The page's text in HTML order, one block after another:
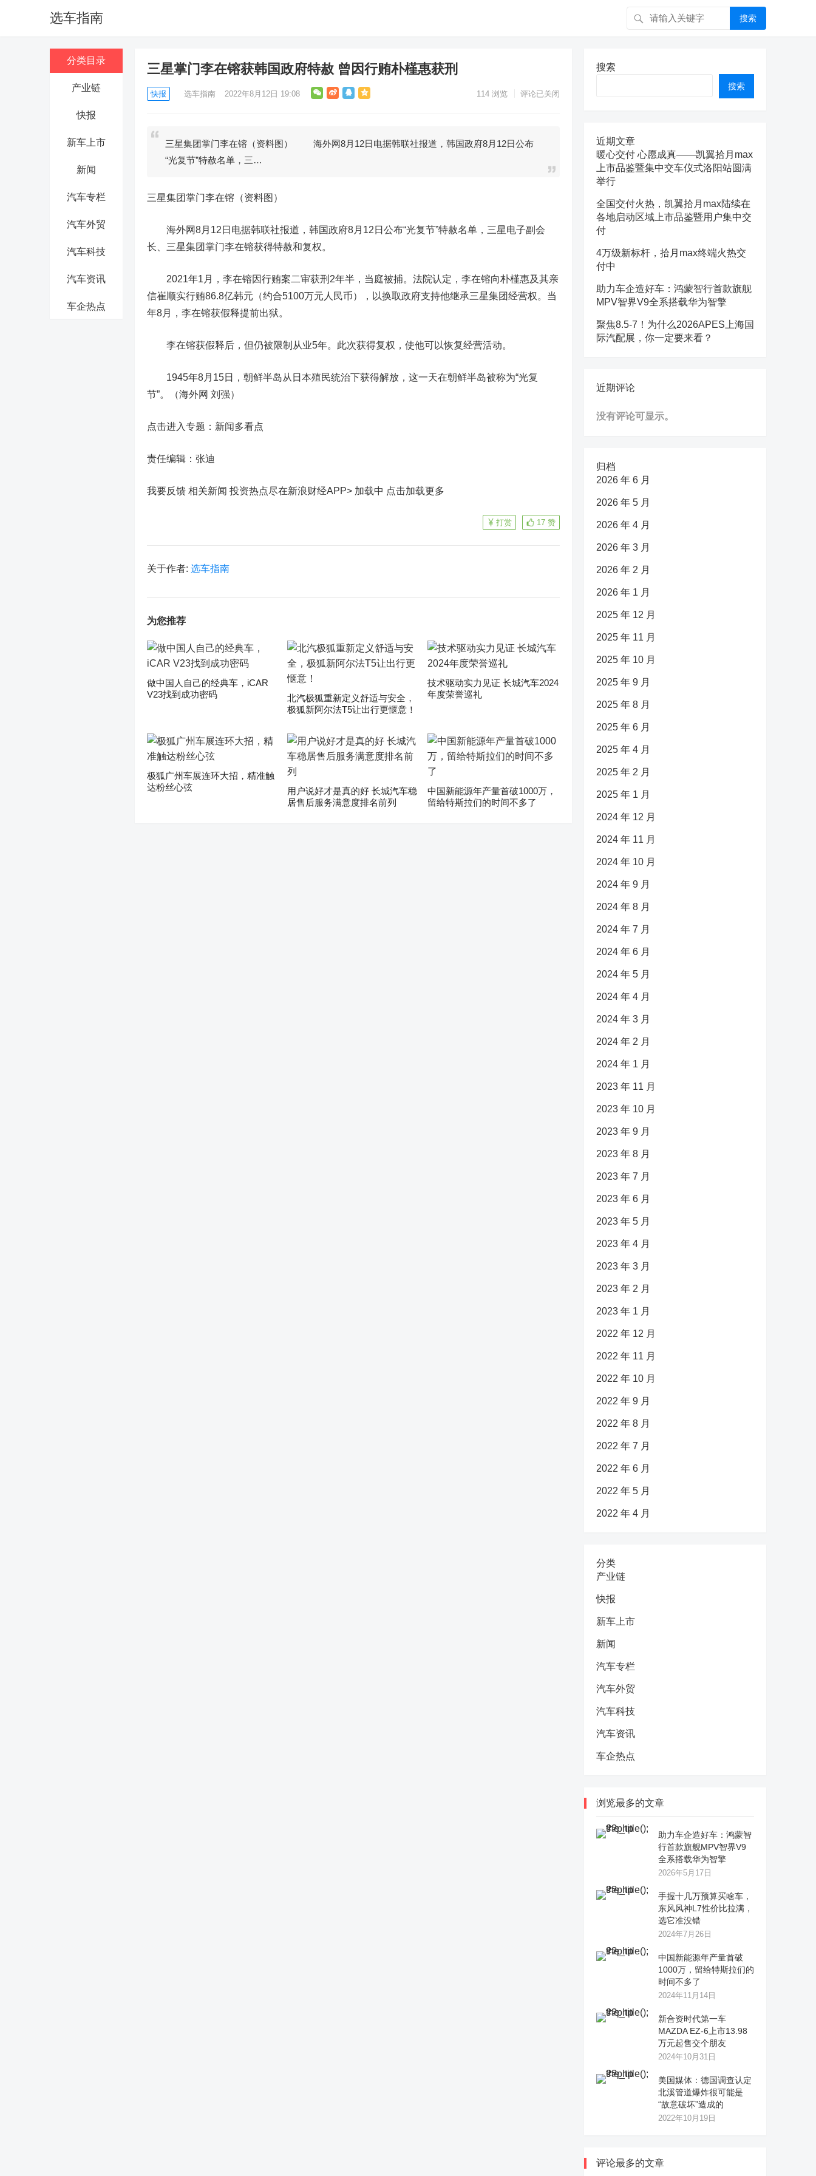
选车指南 搜索
分类目录
产业链
快报
新车上市
新闻
汽车专栏
汽车外贸
汽车科技
汽车资讯
车企热点
三星掌门李在镕获韩国政府特赦 曾因行贿朴槿惠获刑
快报 选车指南 2022年8月12日 19:08 114 浏览 评论已关闭
三星集团掌门李在镕（资料图） 海外网8月12日电据韩联社报道，韩国政府8月12日公布
“光复节”特赦名单，三…
三星集团掌门李在镕（资料图）
海外网8月12日电据韩联社报道，韩国政府8月12日公布“光复节”特赦名单，三星电子副会
长、三星集团掌门李在镕获得特赦和复权。
2021年1月，李在镕因行贿案二审获刑2年半，当庭被捕。法院认定，李在镕向朴槿惠及其亲
信崔顺实行贿86.8亿韩元（约合5100万元人民币），以换取政府支持他继承三星集团经营权。当
年8月，李在镕获假释提前出狱。
李在镕获假释后，但仍被限制从业5年。此次获得复权，使他可以恢复经营活动。
1945年8月15日，朝鲜半岛从日本殖民统治下获得解放，这一天在朝鲜半岛被称为“光复
节”。（海外网 刘强）
点击进入专题：新闻多看点
责任编辑：张迪
我要反馈 相关新闻 投资热点尽在新浪财经APP> 加载中 点击加载更多
17 赞
打赏
关于作者: 选车指南
为您推荐
做中国人自己的经典车，iCAR
V23找到成功密码
​北汽极狐重新定义舒适与安全，
极狐新阿尔法T5让出行更惬意！
技术驱动实力见证 长城汽车2024
年度荣誉巡礼
极狐广州车展连环大招，精准触
达粉丝心弦
用户说好才是真的好 长城汽车稳
居售后服务满意度排名前列
中国新能源年产量首破1000万，
留给特斯拉们的时间不多了
搜索
搜索
近期文章
暖心交付 心愿成真——凯翼拾月max
上市品鉴暨集中交车仪式洛阳站圆满
举行
全国交付火热，凯翼拾月max陆续在
各地启动区域上市品鉴暨用户集中交
付
4万级新标杆，拾月max终端火热交
付中
助力车企造好车：鸿蒙智行首款旗舰
MPV智界V9全系搭载华为智擎
聚焦8.5-7！为什么2026APES上海国
际汽配展，你一定要来看？
近期评论
没有评论可显示。
归档
2026 年 6 月
2026 年 5 月
2026 年 4 月
2026 年 3 月
2026 年 2 月
2026 年 1 月
2025 年 12 月
2025 年 11 月
2025 年 10 月
2025 年 9 月
2025 年 8 月
2025 年 6 月
2025 年 4 月
2025 年 2 月
2025 年 1 月
2024 年 12 月
2024 年 11 月
2024 年 10 月
2024 年 9 月
2024 年 8 月
2024 年 7 月
2024 年 6 月
2024 年 5 月
2024 年 4 月
2024 年 3 月
2024 年 2 月
2024 年 1 月
2023 年 11 月
2023 年 10 月
2023 年 9 月
2023 年 8 月
2023 年 7 月
2023 年 6 月
2023 年 5 月
2023 年 4 月
2023 年 3 月
2023 年 2 月
2023 年 1 月
2022 年 12 月
2022 年 11 月
2022 年 10 月
2022 年 9 月
2022 年 8 月
2022 年 7 月
2022 年 6 月
2022 年 5 月
2022 年 4 月
分类
产业链
快报
新车上市
新闻
汽车专栏
汽车外贸
汽车科技
汽车资讯
车企热点
浏览最多的文章
助力车企造好车：鸿蒙智
行首款旗舰MPV智界V9
全系搭载华为智擎
2026年5月17日
手握十几万预算买啥车，
东风风神L7性价比拉满，
选它准没错
2024年7月26日
中国新能源年产量首破
1000万，留给特斯拉们的
时间不多了
2024年11月14日
新合资时代第一车
MAZDA EZ-6上市13.98
万元起售交个朋友
2024年10月31日
美国媒体：德国调查认定
北溪管道爆炸很可能是
“故意破坏”造成的
2022年10月19日
评论最多的文章